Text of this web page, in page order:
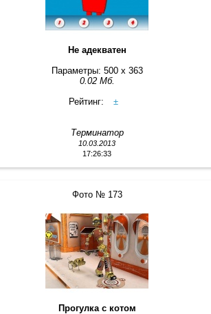
Не адекватен
Параметры: 500 x 363
0.02 Мб.
Рейтинг:
±
Терминатор
10.03.2013
17:26:33
Фото № 173
Прогулка с котом